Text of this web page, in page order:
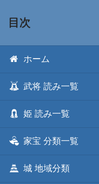
目次
ホーム
武将 読み一覧
姫 読み一覧
家宝 分類一覧
城 地域分類